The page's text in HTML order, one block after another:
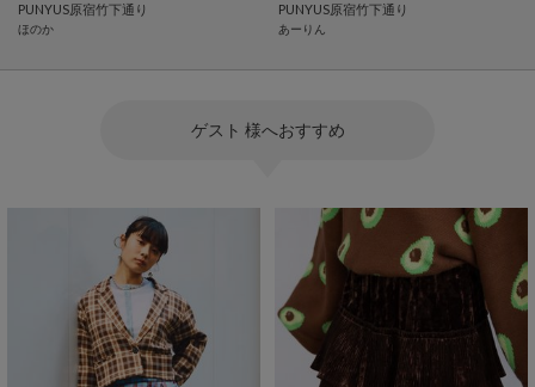
PUNYUS原宿竹下通り
ほのか
PUNYUS原宿竹下通り
あーりん
ゲスト 様へおすすめ